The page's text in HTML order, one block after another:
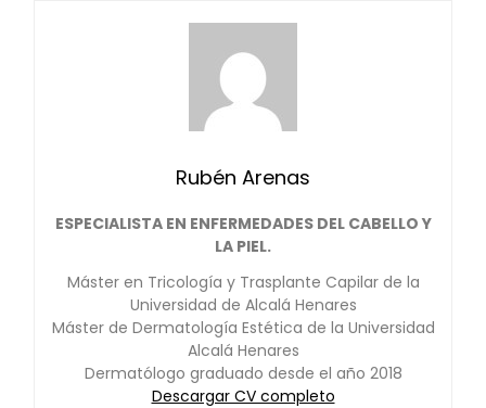
Rubén Arenas
ESPECIALISTA EN ENFERMEDADES DEL CABELLO Y
LA PIEL.
Máster en Tricología y Trasplante Capilar de la
Universidad de Alcalá Henares
Máster de Dermatología Estética de la Universidad
Alcalá Henares
Dermatólogo graduado desde el año 2018
Descargar CV completo